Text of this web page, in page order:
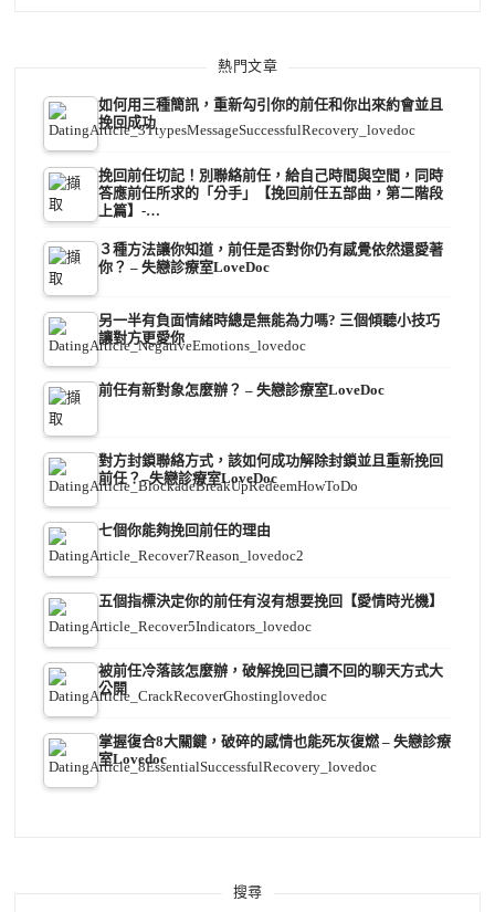
熱門文章
如何用三種簡訊，重新勾引你的前任和你出來約會並且
挽回成功
挽回前任切記！別聯絡前任，給自己時間與空間，同時
答應前任所求的「分手」【挽回前任五部曲，第二階段
上篇】-…
３種方法讓你知道，前任是否對你仍有感覺依然還愛著
你？ – 失戀診療室LoveDoc
另一半有負面情緒時總是無能為力嗎? 三個傾聽小技巧
讓對方更愛你
前任有新對象怎麼辦？ – 失戀診療室LoveDoc
對方封鎖聯絡方式，該如何成功解除封鎖並且重新挽回
前任？–失戀診療室LoveDoc
七個你能夠挽回前任的理由
五個指標決定你的前任有沒有想要挽回【愛情時光機】
被前任冷落該怎麼辦，破解挽回已讀不回的聊天方式大
公開
掌握復合8大關鍵，破碎的感情也能死灰復燃 – 失戀診療
室Lovedoc
搜尋